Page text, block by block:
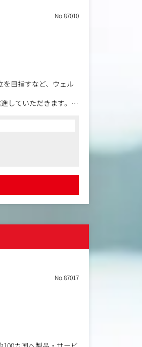
No.87010
目指すなど、ウェル
していただきます。
現場の核となって広
No.87017